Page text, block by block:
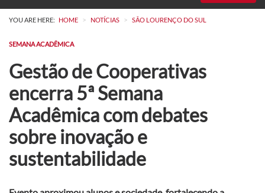
YOU ARE HERE: HOME > NOTÍCIAS > SÃO LOURENÇO DO SUL
SEMANA ACADÊMICA
Gestão de Cooperativas
encerra 5ª Semana
Acadêmica com debates
sobre inovação e
sustentabilidade